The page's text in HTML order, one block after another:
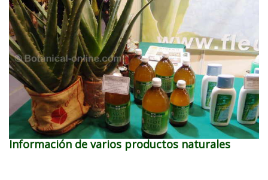
Información de varios productos naturales